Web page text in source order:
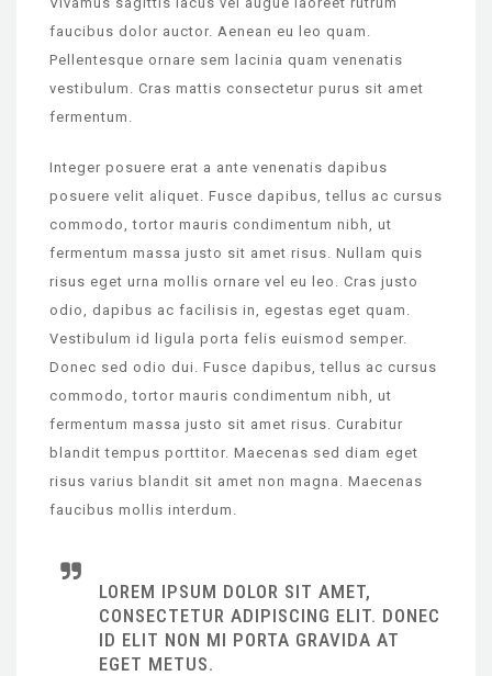
faucibus dolor auctor. Aenean eu leo quam.
Pellentesque ornare sem lacinia quam venenatis
vestibulum. Cras mattis consectetur purus sit amet
fermentum.
Integer posuere erat a ante venenatis dapibus
posuere velit aliquet. Fusce dapibus, tellus ac cursus
commodo, tortor mauris condimentum nibh, ut
fermentum massa justo sit amet risus. Nullam quis
risus eget urna mollis ornare vel eu leo. Cras justo
odio, dapibus ac facilisis in, egestas eget quam.
Vestibulum id ligula porta felis euismod semper.
Donec sed odio dui. Fusce dapibus, tellus ac cursus
commodo, tortor mauris condimentum nibh, ut
fermentum massa justo sit amet risus. Curabitur
blandit tempus porttitor. Maecenas sed diam eget
risus varius blandit sit amet non magna. Maecenas
faucibus mollis interdum.
LOREM IPSUM DOLOR SIT AMET,
CONSECTETUR ADIPISCING ELIT. DONEC
ID ELIT NON MI PORTA GRAVIDA AT
EGET METUS.